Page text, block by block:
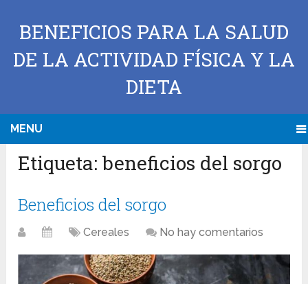
BENEFICIOS PARA LA SALUD
DE LA ACTIVIDAD FÍSICA Y LA
DIETA
MENU
Etiqueta:beneficios del sorgo
Beneficios del sorgo
Cereales No hay comentarios